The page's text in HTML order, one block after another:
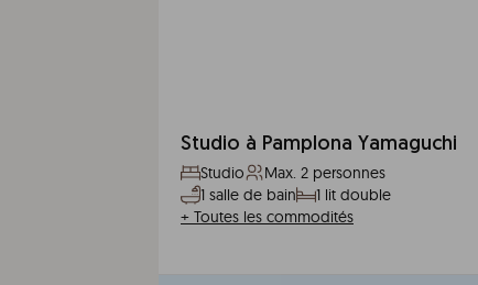
Studio à Pamplona Yamaguchi
Studio
Max. 2 personnes
1 salle de bain
1 lit double
+ Toutes les commodités